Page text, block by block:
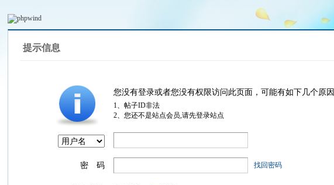
提示信息
您没有登录或者您没有权限访问此页面，可能有如下几个原因
1、帖子ID非法
2、您还不是站点会员,请先登录站点
密 码 找回密码